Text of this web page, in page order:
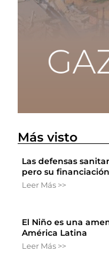
Más visto
Las defensas
pero su
Leer Más >>
El Niño es una
América Latina
Leer Más >>